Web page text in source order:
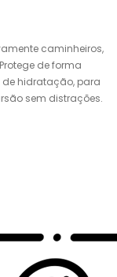
caminheiros,
de forma
hidratação, para
sem distrações.